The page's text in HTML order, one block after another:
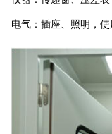
电气：插座、照明，使